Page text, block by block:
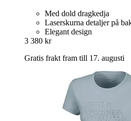
Med dold dragkedja
Laserskurna detaljer på
Elegant design
3 380 kr
Gratis frakt fram till 17. augusti